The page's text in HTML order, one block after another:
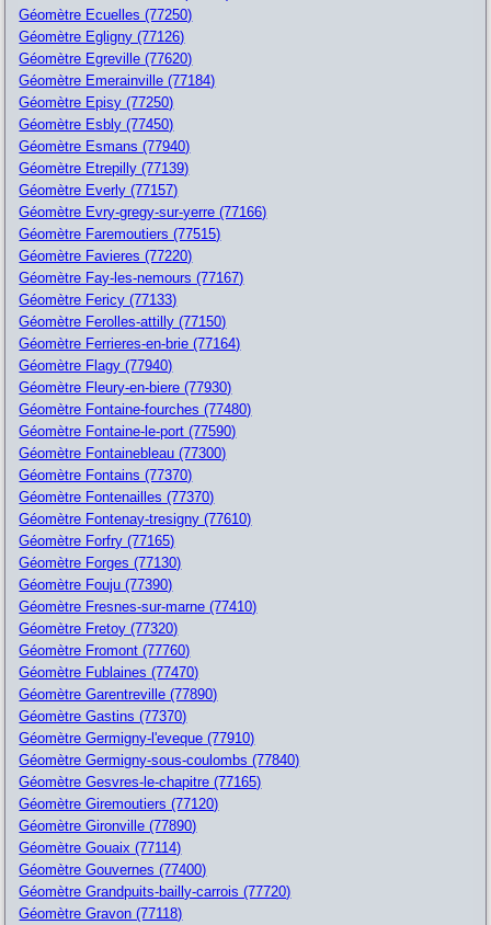
Géomètre Ecuelles (77250)
Géomètre Egligny (77126)
Géomètre Egreville (77620)
Géomètre Emerainville (77184)
Géomètre Episy (77250)
Géomètre Esbly (77450)
Géomètre Esmans (77940)
Géomètre Etrepilly (77139)
Géomètre Everly (77157)
Géomètre Evry-gregy-sur-yerre (77166)
Géomètre Faremoutiers (77515)
Géomètre Favieres (77220)
Géomètre Fay-les-nemours (77167)
Géomètre Fericy (77133)
Géomètre Ferolles-attilly (77150)
Géomètre Ferrieres-en-brie (77164)
Géomètre Flagy (77940)
Géomètre Fleury-en-biere (77930)
Géomètre Fontaine-fourches (77480)
Géomètre Fontaine-le-port (77590)
Géomètre Fontainebleau (77300)
Géomètre Fontains (77370)
Géomètre Fontenailles (77370)
Géomètre Fontenay-tresigny (77610)
Géomètre Forfry (77165)
Géomètre Forges (77130)
Géomètre Fouju (77390)
Géomètre Fresnes-sur-marne (77410)
Géomètre Fretoy (77320)
Géomètre Fromont (77760)
Géomètre Fublaines (77470)
Géomètre Garentreville (77890)
Géomètre Gastins (77370)
Géomètre Germigny-l'eveque (77910)
Géomètre Germigny-sous-coulombs (77840)
Géomètre Gesvres-le-chapitre (77165)
Géomètre Giremoutiers (77120)
Géomètre Gironville (77890)
Géomètre Gouaix (77114)
Géomètre Gouvernes (77400)
Géomètre Grandpuits-bailly-carrois (77720)
Géomètre Gravon (77118)